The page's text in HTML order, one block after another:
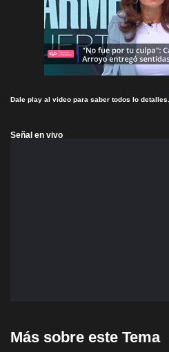
Dale play al video para saber todos lo detalles.
Señal en vivo
Más sobre este Tema